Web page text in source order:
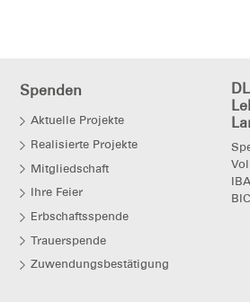
Spenden
Aktuelle Projekte
Realisierte Projekte
Mitgliedschaft
Ihre Feier
Erbschaftsspende
Trauerspende
Zuwendungsbestätigung